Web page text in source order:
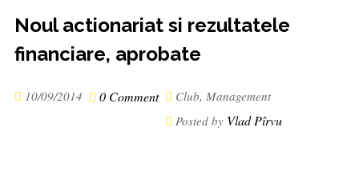
Noul actionariat si rezultatele
financiare, aprobate
10/09/2014 0 Comment Club, Management
Posted by Vlad Pîrvu